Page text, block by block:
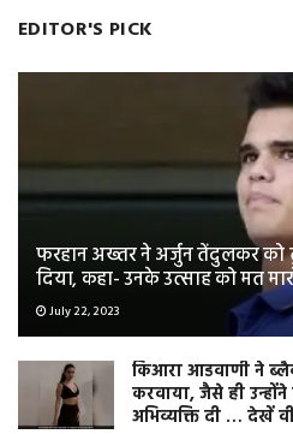
EDITOR'S PICK
फरहान अख्तर ने अर्जुन तेंदुलकर को
दिया, कहा- उनके उत्साह को मत
July 22, 2023
किआरा आडवाणी ने
करवाया, जैसे ही
अभिव्यक्ति दी … देखें